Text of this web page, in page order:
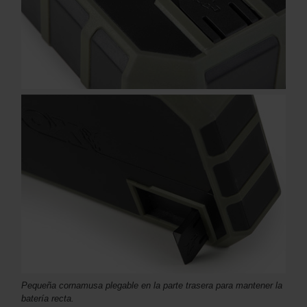
Pequeña cornamusa plegable en la parte trasera para mantener la
batería recta.